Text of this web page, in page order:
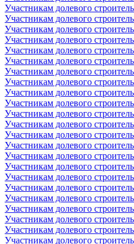
Участникам долевого
Участникам долевого
Участникам долевого
Участникам долевого
Участникам долевого
Участникам долевого
Участникам долевого
Участникам долевого
Участникам долевого
Участникам долевого
Участникам долевого
Участникам долевого
Участникам долевого
Участникам долевого
Участникам долевого
Участникам долевого
Участникам долевого
Участникам долевого
Участникам долевого
Участникам долевого
Участникам долевого
Участникам долевого
Участникам долевого